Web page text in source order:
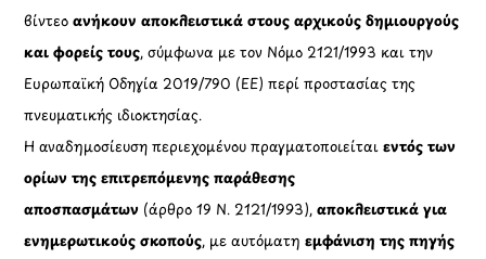
βίντεοανήκουν αποκλειστικά στους αρχικούς δημιουργούς
και φορείς τους, σύμφωνα με τον Νόμο 2121/1993 και την
Ευρωπαϊκή Οδηγία 2019/790 (ΕΕ) περί προστασίας της
πνευματικής ιδιοκτησίας.
Η αναδημοσίευση περιεχομένου πραγματοποιείταιεντός των
ορίων της επιτρεπόμενης παράθεσης
αποσπασμάτων (άρθρο 19 Ν. 2121/1993), αποκλειστικά για
ενημερωτικούς σκοπούς, με αυτόματηεμφάνιση της πηγής